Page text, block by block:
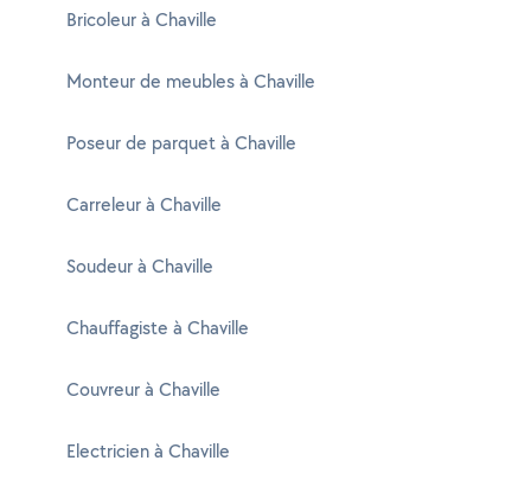
Bricoleur à Chaville
Monteur de meubles à Chaville
Poseur de parquet à Chaville
Carreleur à Chaville
Soudeur à Chaville
Chauffagiste à Chaville
Couvreur à Chaville
Electricien à Chaville